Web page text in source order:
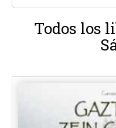
Todos los